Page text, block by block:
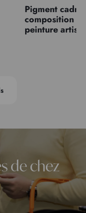
Pigment
composition
peinture
de chez